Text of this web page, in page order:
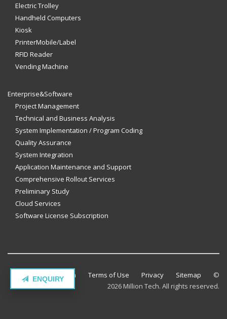
ENQUIRY
Electric Trolley
Handheld Computers
Kiosk
PrinterMobile/Label
RFID Reader
Vending Machine
Enterprise&Software
Project Management
Technical and Business Analysis
System Implementation / Program Coding
Quality Assurance
System Integration
Application Maintenance and Support
Comprehensive Rollout Services
Preliminary Study
Cloud Services
Software License Subscription
Contact Million Tech Terms of Use Privacy Sitemap ©
2026 Million Tech. All rights reserved.